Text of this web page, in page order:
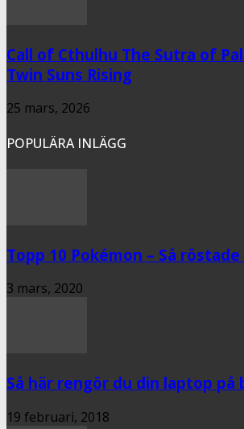
Call of Cthulhu The Sutra of
Twin Suns Rising
25 mars, 2026
POPULÄRA INLÄGG
Topp 10 Pokémon – Så
3 mars, 2020
Så här rengör du din laptop på
19 februari, 2018